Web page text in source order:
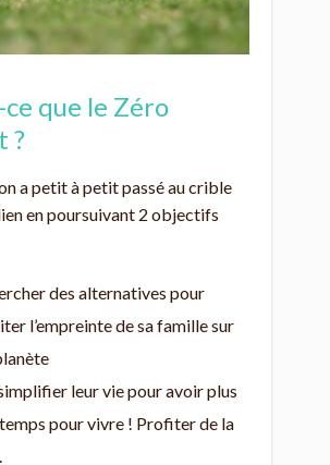
ce que le Zéro
?
a petit à petit passé au crible
en poursuivant 2 objectifs
des alternatives pour
l’empreinte de sa famille sur
leur vie pour avoir plus
pour vivre ! Profiter de la